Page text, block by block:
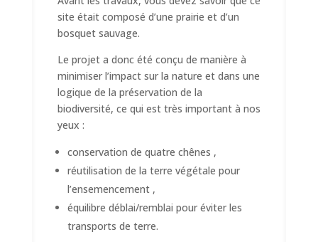
site était composé d’une prairie et d’un
bosquet sauvage.
Le projet a donc été conçu de manière à
minimiser l’impact sur la nature et dans une
logique de la préservation de la
biodiversité, ce qui est très important à nos
yeux :
conservation de quatre chênes ,
réutilisation de la terre végétale pour
l’ensemencement ,
équilibre déblai/remblai pour éviter les
transports de terre.